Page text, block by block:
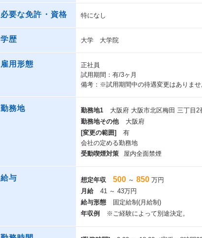
必要な免許・資格 特になし
学歴 大学 大学院
雇用形態
正社員
試用期間：有/3ヶ月
備考：※試用期間中の待遇変更はありませ
勤務地 勤務地1
大阪府 大阪市北区梅田 三丁目2
勤務地その他
大阪府
[変更の範囲]
有
会社の定める勤務地
受動喫煙対策
屋内全面禁煙
給与 想定年収 500 ～ 850 万円
月給
41 ～ 43万円
給与形態
固定給制(月給制)
年収例
※ご経験によって別途決定。